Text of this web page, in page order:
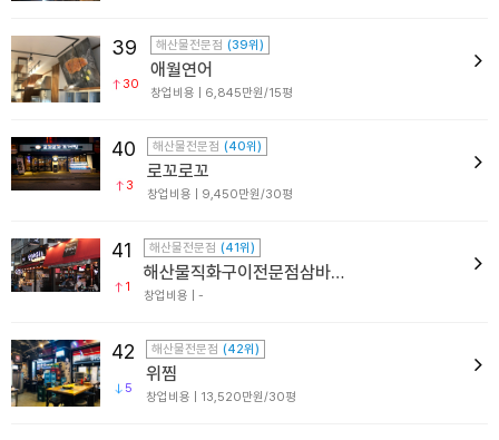
39
30
해산물전문점 (39위)
애월연어
창업비용 | 6,845만원/15평
40
3
해산물전문점 (40위)
로꼬로꼬
창업비용 | 9,450만원/30평
41
1
해산물전문점 (41위)
해산물직화구이전문점삼바리
창업비용 | -
42
5
해산물전문점 (42위)
위찜
창업비용 | 13,520만원/30평